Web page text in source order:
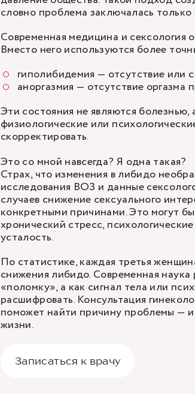
словно проблема заключалась
Современная медицина и сексология
Вместо него используются более
гиполибидемия — отсутствие или
аноргазмия — отсутствие оргазма
Эти состояния не являются
физиологические или
скорректировать.
Это со мной навсегда? Я одна такая?
Страх, что изменения в либидо
исследования ВОЗ и данные
случаев снижение сексуального
конкретными причинами. Это могут
хронический стресс,
усталость.
По статистике, каждая третья
снижения либидо. Современная наука
«поломку», а как сигнал тела или
расшифровать. Консультация
поможет найти причину проблемы — и
жизни.
Записаться к врачу